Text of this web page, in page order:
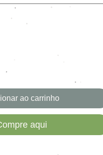
ao carrinho
aqui